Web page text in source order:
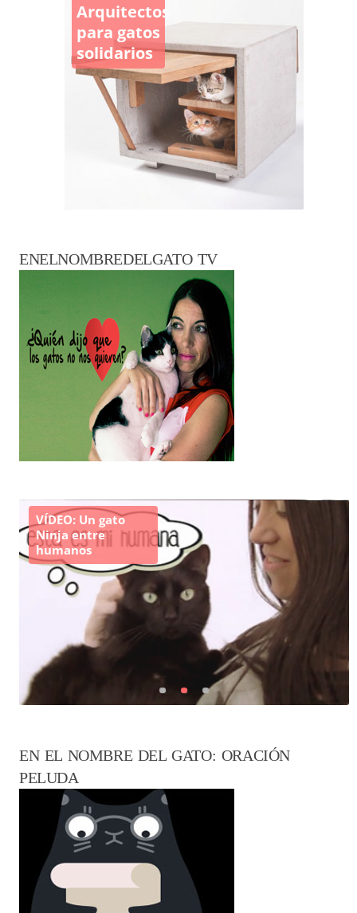
Arquitectos
para gatos
solidarios
ENELNOMBREDELGATO TV
VÍDEO: Un gato
Ninja entre
humanos
EN EL NOMBRE DEL GATO: ORACIÓN
PELUDA